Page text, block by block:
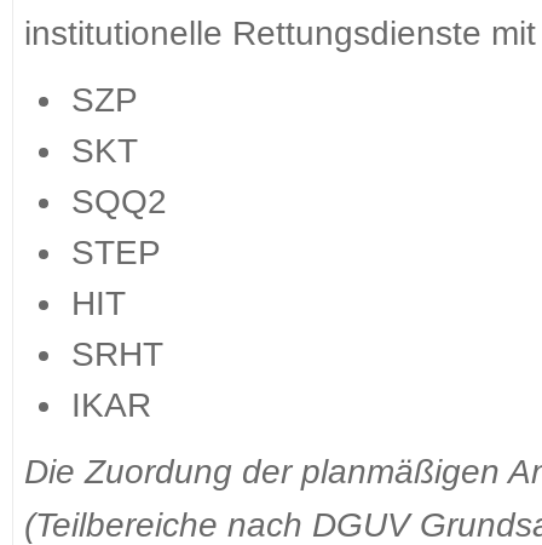
institutionelle Rettungsdienste
SZP
SKT
SQQ2
STEP
HIT
SRHT
IKAR
Die Zuordung der planmäßigen
(Teilbereiche nach DGUV